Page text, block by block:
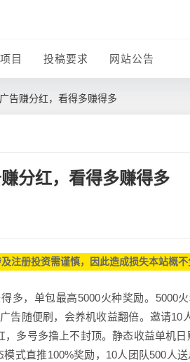
目 投稿要求 网站公告
告赚分红，看得多赚得多
分红，看得多赚得多
注册投资需谨慎，因此造成损失本站概
多，单包最高5000火种奖励。5000
告随便刷，会养机收益翻倍。邀请10
多号多撸上不封顶。静态收益单机日
式直推100%奖励，10人团队500人